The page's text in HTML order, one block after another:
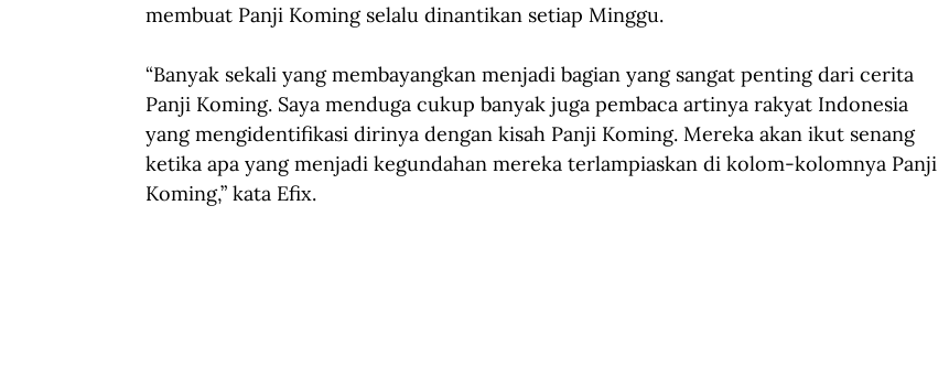
membuat Panji Koming selalu dinantikan setiap Minggu.
“Banyak sekali yang membayangkan menjadi bagian yang sangat penting dari cerita
Panji Koming. Saya menduga cukup banyak juga pembaca artinya rakyat Indonesia
yang mengidentifikasi dirinya dengan kisah Panji Koming. Mereka akan ikut senang
ketika apa yang menjadi kegundahan mereka terlampiaskan di kolom-kolomnya Panji
Koming,” kata Efix.